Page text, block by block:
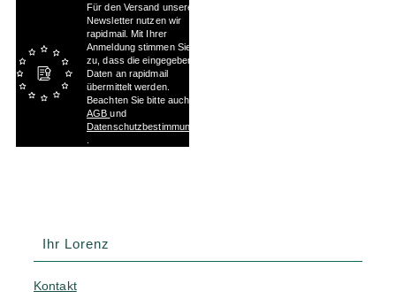
Für den Versand unserer
Newsletter nutzen wir
rapidmail. Mit Ihrer
Anmeldung stimmen Sie
zu, dass die eingegebenen
Daten an rapidmail
übermittelt werden.
Beachten Sie bitte auch die
AGBund
Datenschutzbestimmungen
Ihr Lorenz
Kontakt